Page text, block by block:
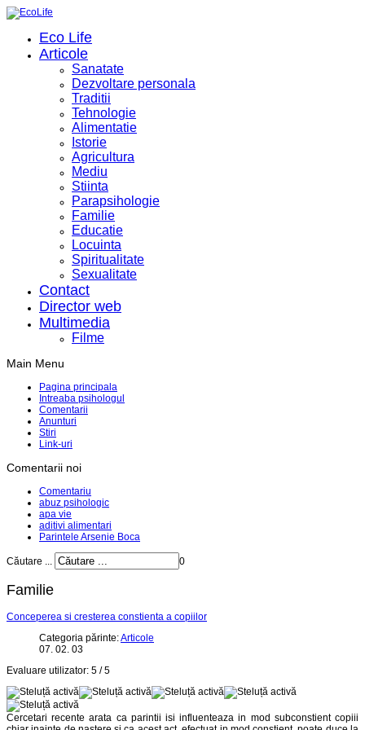
Eco Life
Articole
Sanatate
Dezvoltare personala
Traditii
Tehnologie
Alimentatie
Istorie
Agricultura
Mediu
Stiinta
Parapsihologie
Familie
Educatie
Locuinta
Spiritualitate
Sexualitate
Contact
Director web
Multimedia
Filme
Main Menu
Pagina principala
Intreaba psihologul
Comentarii
Anunturi
Stiri
Link-uri
Comentarii noi
Comentariu
abuz psihologic
apa vie
aditivi alimentari
Parintele Arsenie Boca
Căutare ... 0
Familie
Conceperea si cresterea constienta a copiilor
Categoria părinte:Articole
07. 02. 03
Evaluare utilizator: 5 /5
Cercetari recente arata ca parintii isi influenteaza in mod subconstient copiii